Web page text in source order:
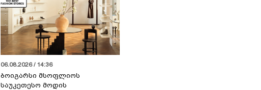
06.08.2026 / 14:36
ბოიგარსი მსოფლიოს
საუკეთესო მოდის